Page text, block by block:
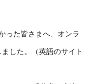
った皆さまへ、オンラ
した。（英語のサイト